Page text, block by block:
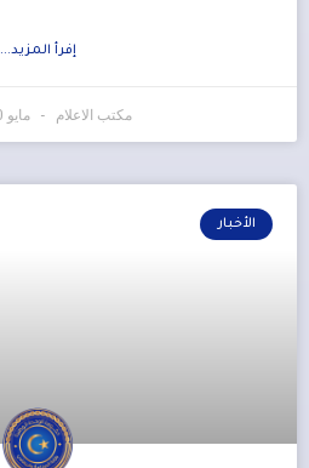
إفرأ المزيد...
مكتب الاعلام مايو 20, 2024
الأخبار